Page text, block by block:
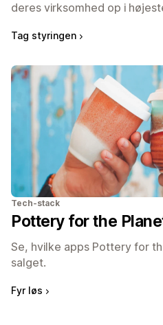
deres virksomhed op i
Tag styringen
Tech-stack
Pottery for the
Se, hvilke apps Pottery for
salget.
Fyr løs